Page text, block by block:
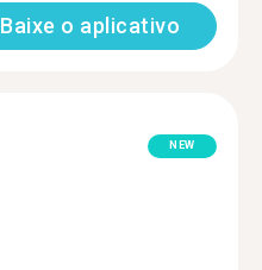
Baixe o aplicativo
NEW